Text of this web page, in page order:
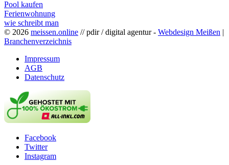
Pool kaufen
Ferienwohnung
wie schreibt man
© 2026 meissen.online // pdir / digital agentur - Webdesign Meißen |
Branchenverzeichnis
Impressum
AGB
Datenschutz
Facebook
Twitter
Instagram